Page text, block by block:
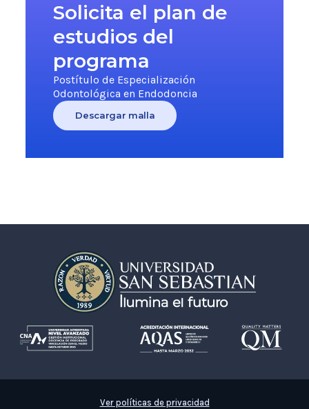
Solicita el plan de
estudios del
programa
Postítulo de Especialización
Odontológica en Endodoncia
Descargar malla
Ver políticas de privacidad